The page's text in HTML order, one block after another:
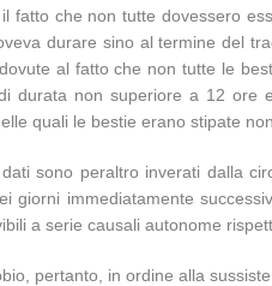
fatto che non tutte dovessero
durare sino al termine del
al fatto che non tutte le
durata non superiore a 12 ore
quali le bestie erano stipate
sono peraltro inverati dalla
giorni immediatamente
a serie causali autonome
pertanto, in ordine alla